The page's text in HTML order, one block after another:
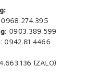
0968.274.395
:0903.389.599
:0942.81.4466
(ZALO)